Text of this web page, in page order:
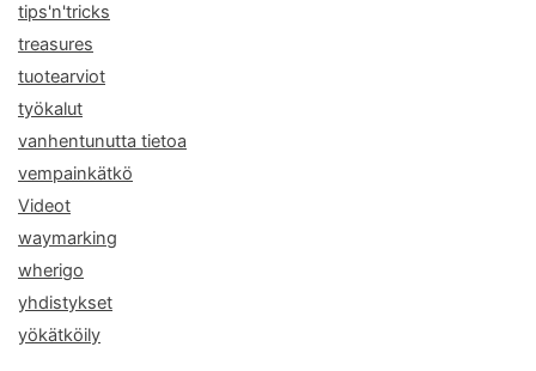
tips'n'tricks
treasures
tuotearviot
työkalut
vanhentunutta tietoa
vempainkätkö
Videot
waymarking
wherigo
yhdistykset
yökätköily